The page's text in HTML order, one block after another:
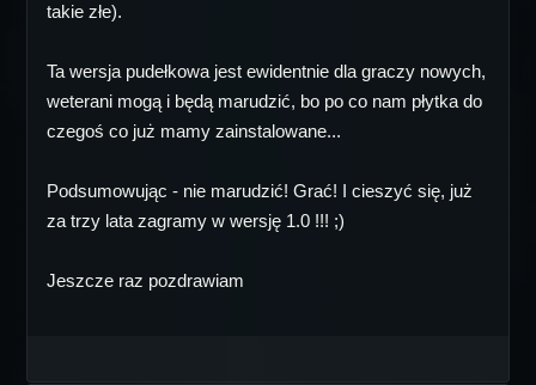
takie złe).
Ta wersja pudełkowa jest ewidentnie dla graczy nowych,
weterani mogą i będą marudzić, bo po co nam płytka do
czegoś co już mamy zainstalowane...
Podsumowując - nie marudzić! Grać! I cieszyć się, już
za trzy lata zagramy w wersję 1.0 !!! ;)
Jeszcze raz pozdrawiam